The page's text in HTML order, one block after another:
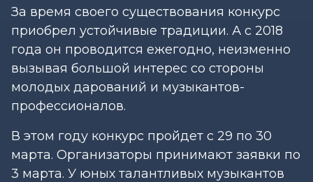
За время своего существования конкурс
приобрел устойчивые традиции. А с 2018
года он проводится ежегодно, неизменно
вызывая большой интерес со стороны
молодых дарований и музыкантов-
профессионалов.
В этом году конкурс пройдет с 29 по 30
марта. Организаторы принимают заявки по
3 марта. У юных талантливых музыкантов